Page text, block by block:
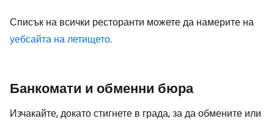
Списък на всички ресторанти можете да намерите на
уебсайта на летището.
Банкомати и обменни бюра
Изчакайте, докато стигнете в града, за да обмените или